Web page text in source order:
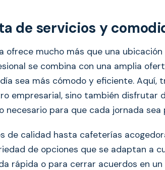
de servicios y
ofrece mucho más que una ubicación
se combina con una amplia
sea más cómodo y eficiente. Aquí,
empresarial, sino también disfrutar
necesario para que cada jornada
de calidad hasta cafeterías
de opciones que se adaptan a
rápida o para cerrar acuerdos en